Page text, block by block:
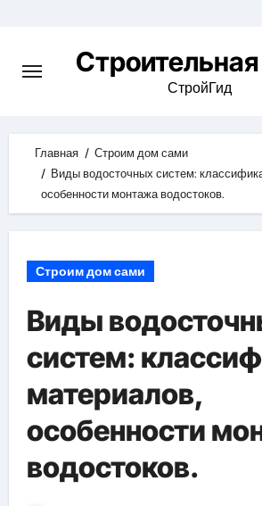
content
СтройГид
Главная
Строим дом сами
Виды водосточных систем:
особенности монтажа водостоков.
Строим дом сами
Виды
систем:
материалов,
особенности
водостоков.